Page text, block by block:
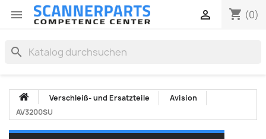
 shopping_cart (0)

search
Verschleiß- und Ersatzteile
Avision
AV3200SU